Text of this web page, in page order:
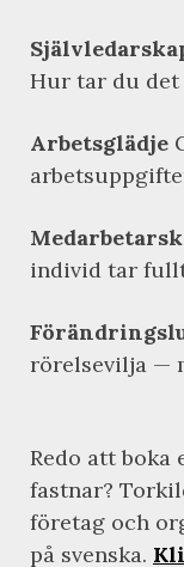
Hur tar du det
Arbetsglädje
individ tar
rörelsevilja —
Redo att boka
fastnar?
företag och
på svenska.